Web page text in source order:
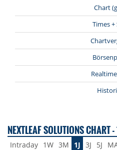
Chart
Times +
NEXTLEAF SOLUTIONS CHART
Intraday 1W 3M 1J 3J 5J